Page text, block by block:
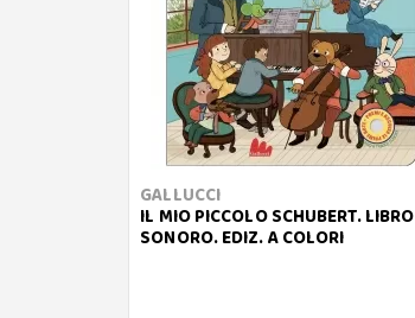
GALLUCCI
IL MIO PICCOLO SCHUBERT. LIBRO
SONORO. EDIZ. A COLORI